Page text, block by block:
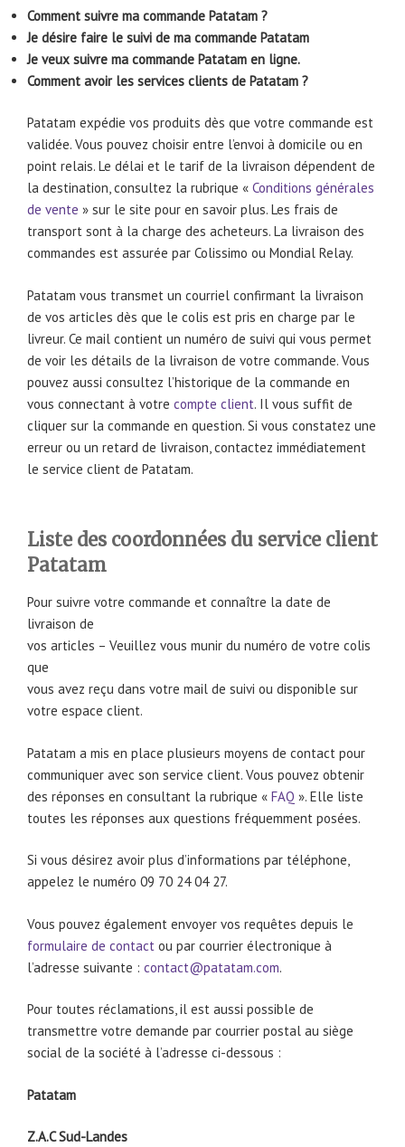
Comment suivre ma commande Patatam ?
Je désire faire le suivi de ma commande Patatam
Je veux suivre ma commande Patatam en ligne.
Comment avoir les services clients de Patatam ?
Patatam expédie vos produits dès que votre commande est
validée. Vous pouvez choisir entre l’envoi à domicile ou en
point relais. Le délai et le tarif de la livraison dépendent de
la destination, consultez la rubrique « Conditions générales
de vente » sur le site pour en savoir plus. Les frais de
transport sont à la charge des acheteurs. La livraison des
commandes est assurée par Colissimo ou Mondial Relay.
Patatam vous transmet un courriel confirmant la livraison
de vos articles dès que le colis est pris en charge par le
livreur. Ce mail contient un numéro de suivi qui vous permet
de voir les détails de la livraison de votre commande. Vous
pouvez aussi consultez l’historique de la commande en
vous connectant à votre compte client. Il vous suffit de
cliquer sur la commande en question. Si vous constatez une
erreur ou un retard de livraison, contactez immédiatement
le service client de Patatam.
Liste des coordonnées du service client
Patatam
Pour suivre votre commande et connaître la date de
livraison de
vos articles – Veuillez vous munir du numéro de votre colis
que
vous avez reçu dans votre mail de suivi ou disponible sur
votre espace client.
Patatam a mis en place plusieurs moyens de contact pour
communiquer avec son service client. Vous pouvez obtenir
des réponses en consultant la rubrique « FAQ ». Elle liste
toutes les réponses aux questions fréquemment posées.
Si vous désirez avoir plus d’informations par téléphone,
appelez le numéro 09 70 24 04 27.
Vous pouvez également envoyer vos requêtes depuis le
formulaire de contact ou par courrier électronique à
l’adresse suivante : contact@patatam.com.
Pour toutes réclamations, il est aussi possible de
transmettre votre demande par courrier postal au siège
social de la société à l’adresse ci-dessous :
Patatam
Z.A.C Sud-Landes